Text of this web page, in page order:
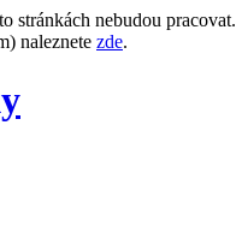
stránkách nebudou pracovat.
naleznete zde.